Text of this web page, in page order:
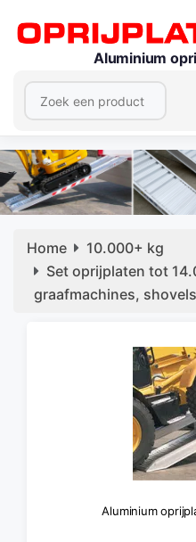
Aluminium
Home
10.000+ kg
Set oprijplaten tot
graafmachines,
Aluminium